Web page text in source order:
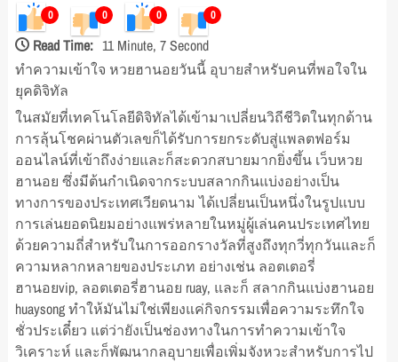
0 0 0 0
Read Time: 11 Minute, 7 Second
ทำความเข้าใจ หวยฮานอยวันนี้ อุบายสำหรับคนที่พอใจใน
ยุคดิจิทัล
ในสมัยที่เทคโนโลยีดิจิทัลได้เข้ามาเปลี่ยนวิถีชีวิตในทุกด้าน
การลุ้นโชคผ่านตัวเลขก็ได้รับการยกระดับสู่แพลตฟอร์ม
ออนไลน์ที่เข้าถึงง่ายและก็สะดวกสบายมากยิ่งขึ้น เว็บหวย
ฮานอย ซึ่งมีต้นกำเนิดจากระบบสลากกินแบ่งอย่างเป็น
ทางการของประเทศเวียดนาม ได้เปลี่ยนเป็นหนึ่งในรูปแบบ
การเล่นยอดนิยมอย่างแพร่หลายในหมู่ผู้เล่นคนประเทศไทย
ด้วยความถี่สำหรับในการออกรางวัลที่สูงถึงทุกวี่ทุกวันและก็
ความหลากหลายของประเภท อย่างเช่น ลอตเตอรี่
ฮานอยvip, ลอตเตอรี่ฮานอย ruay, และก็ สลากกินแบ่งฮานอย
huaysong ทำให้มันไม่ใช่เพียงแค่กิจกรรมเพื่อความระทึกใจ
ชั่วประเดี๋ยว แต่ว่ายังเป็นช่องทางในการทำความเข้าใจ
วิเคราะห์ และก็พัฒนากลอุบายเพื่อเพิ่มจังหวะสำหรับการไป